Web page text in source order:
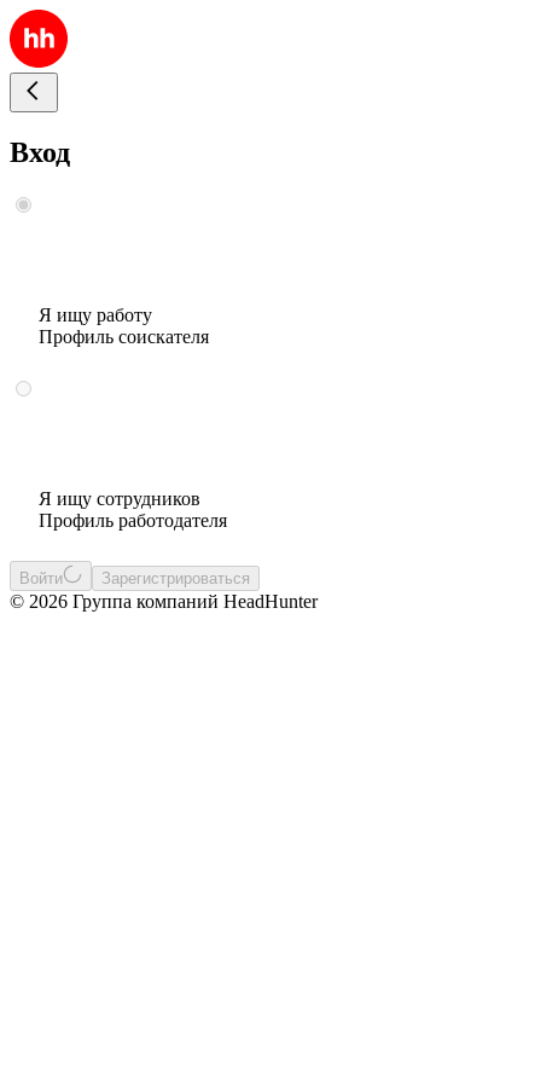
Вход
Я ищу работу
Профиль соискателя
Я ищу сотрудников
Профиль работодателя
Войти Зарегистрироваться
© 2026 Группа компаний HeadHunter